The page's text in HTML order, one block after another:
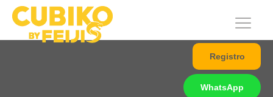
Registro
WhatsApp